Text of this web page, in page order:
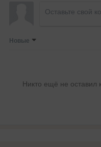
Новые
Никто ещё не оставил